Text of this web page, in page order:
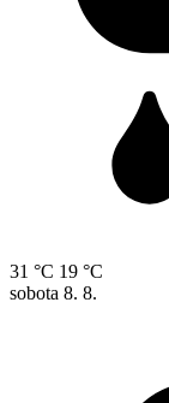
31 °C 19 °C
sobota 8. 8.